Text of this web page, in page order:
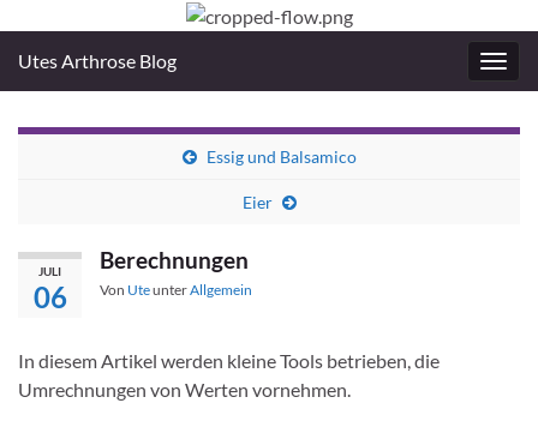
Utes Arthrose Blog
Essig und Balsamico
Eier
JULI
06
Berechnungen
Von UteunterAllgemein
In diesem Artikel werden kleine Tools betrieben, die
Umrechnungen von Werten vornehmen.